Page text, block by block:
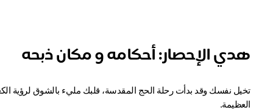
هدي الإحصار: أحكامه و مكان ذبحه
العظيمة.